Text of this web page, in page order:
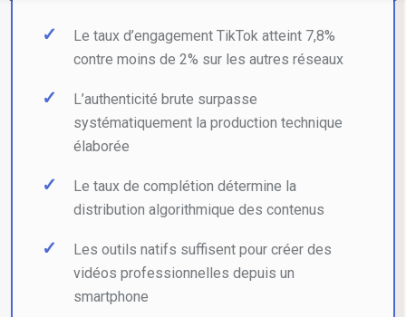
Le taux d’engagement TikTok atteint 7,8%
contre moins de 2% sur les autres réseaux
L’authenticité brute surpasse
systématiquement la production technique
élaborée
Le taux de complétion détermine la
distribution algorithmique des contenus
Les outils natifs suffisent pour créer des
vidéos professionnelles depuis un
smartphone